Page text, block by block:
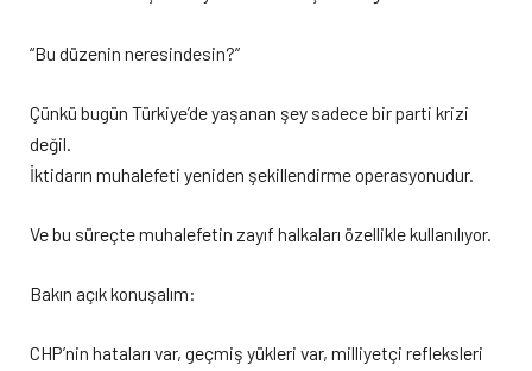
“Bu düzenin neresindesin?”
Çünkü bugün Türkiye’de yaşanan şey sadece bir parti krizi
değil.
İktidarın muhalefeti yeniden şekillendirme operasyonudur.
Ve bu süreçte muhalefetin zayıf halkaları özellikle kullanılıyor.
Bakın açık konuşalım:
CHP’nin hataları var, geçmiş yükleri var, milliyetçi refleksleri